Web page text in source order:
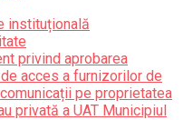
instituțională
privind aprobarea
acces a furnizorilor de
pe proprietatea
privată a UAT Municipiul